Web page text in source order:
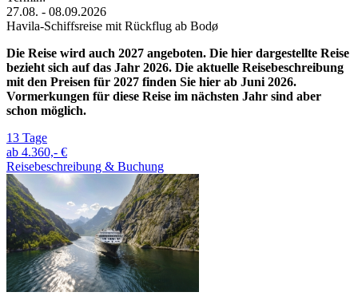
27.08. - 08.09.2026
Havila-Schiffsreise mit Rückflug ab Bodø
Die Reise wird auch 2027 angeboten. Die hier dargestellte Reise
bezieht sich auf das Jahr 2026. Die aktuelle Reisebeschreibung
mit den Preisen für 2027 finden Sie hier ab Juni 2026.
Vormerkungen für diese Reise im nächsten Jahr sind aber
schon möglich.
13 Tage
ab 4.360,- €
Reisebeschreibung & Buchung